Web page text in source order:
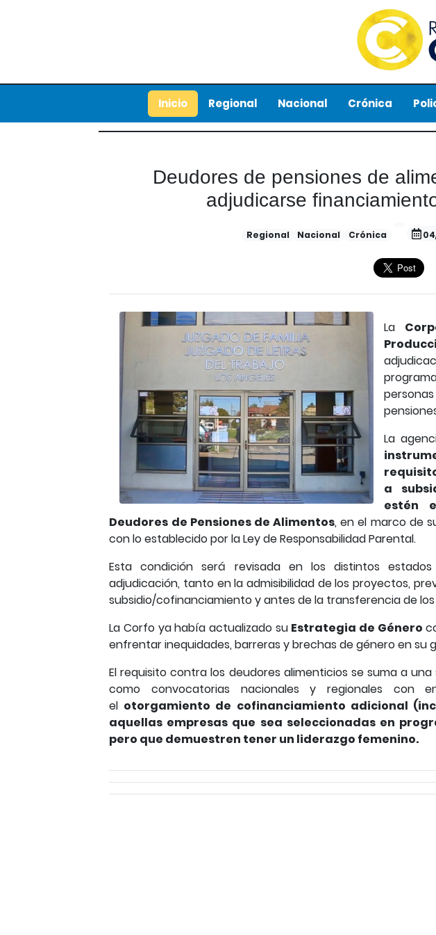
Inicio Regional Nacional Crónica
Deudores de pensiones de
adjudicarse
Regional Nacional Crónica
La
La
a
estén
Deudores de Pensiones de Alimentos, en el marco de
con lo establecido por la Ley de Responsabilidad Parental.
Esta condición será revisada en los distintos
adjudicación, tanto en la admisibilidad de los proyectos,
subsidio/cofinanciamiento y antes de la transferencia de
La Corfo ya había actualizado su Estrategia de Género
enfrentar inequidades, barreras y brechas de género en su
El requisito contra los deudores alimenticios se suma a
como convocatorias nacionales y regionales con
el otorgamiento de cofinanciamiento adicional
aquellas empresas que sea seleccionadas en
pero que demuestren tener un liderazgo femenino.